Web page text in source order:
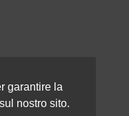
garantire la
nostro sito.